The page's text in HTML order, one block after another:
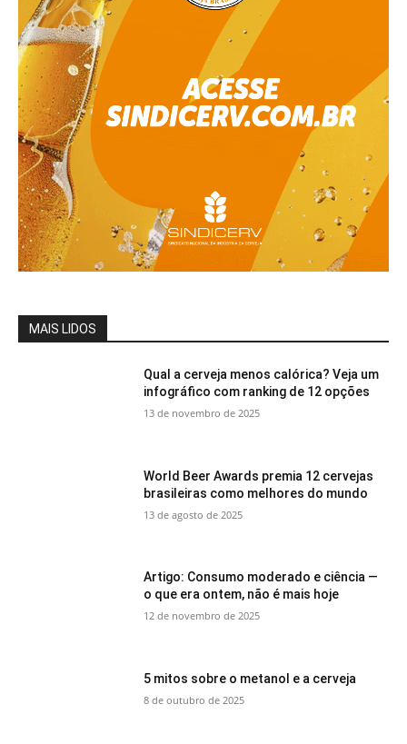
MAIS LIDOS
Qual a cerveja menos calórica? Veja um
infográfico com ranking de 12 opções
13 de novembro de 2025
World Beer Awards premia 12 cervejas
brasileiras como melhores do mundo
13 de agosto de 2025
Artigo: Consumo moderado e ciência —
o que era ontem, não é mais hoje
12 de novembro de 2025
5 mitos sobre o metanol e a cerveja
8 de outubro de 2025